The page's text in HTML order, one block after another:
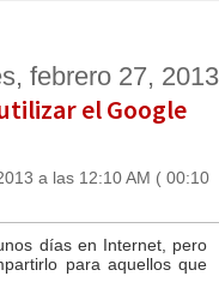
febrero 27, 2013
el Google
a las 12:10 AM ( 00:10
días en Internet, pero
para aquellos que